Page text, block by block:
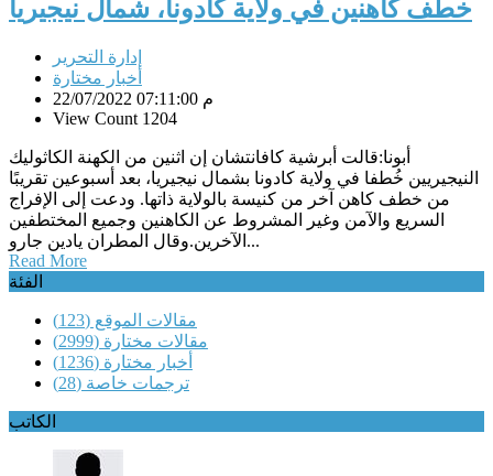
خطف كاهنين في ولاية كادونا، شمال نيجيريا
إدارة التحرير
أخبار مختارة
22/07/2022 07:11:00 م
View Count 1204
أبونا:قالت أبرشية كافانتشان إن اثنين من الكهنة الكاثوليك
النيجيريين خُطفا في ولاية كادونا بشمال نيجيريا، بعد أسبوعين تقريبًا
من خطف كاهن آخر من كنيسة بالولاية ذاتها. ودعت إلى الإفراج
السريع والآمن وغير المشروط عن الكاهنين وجميع المختطفين
الآخرين.وقال المطران يادين جارو...
Read More
الفئة
مقالات الموقع (123)
مقالات مختارة (2999)
أخبار مختارة (1236)
ترجمات خاصة (28)
الكاتب